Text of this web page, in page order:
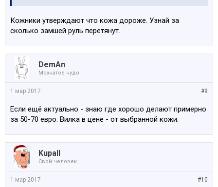
Кожники утверждают что кожа дороже. Узнай за
сколько замшей руль перетянут.
DemAn
Мохнатое чудо
#9
1 мар 2017
Если ещё актуально - знаю где хорошо делают примерно
за 50-70 евро. Вилка в цене - от выбранной кожи.
Kupall
Свой человек
#10
1 мар 2017